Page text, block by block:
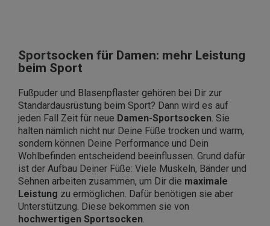
Sportsocken für Damen: mehr Leistung
beim Sport
Fußpuder und Blasenpflaster gehören bei Dir zur
Standardausrüstung beim Sport? Dann wird es auf
jeden Fall Zeit für neue Damen-Sportsocken. Sie
halten nämlich nicht nur Deine Füße trocken und warm,
sondern können Deine Performance und Dein
Wohlbefinden entscheidend beeinflussen. Grund dafür
ist der Aufbau Deiner Füße: Viele Muskeln, Bänder und
Sehnen arbeiten zusammen, um Dir die maximale
Leistung zu ermöglichen. Dafür benötigen sie aber
Unterstützung. Diese bekommen sie von
hochwertigen Sportsocken.